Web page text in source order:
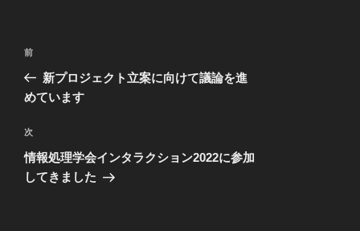
投
ナ
ゲ
ー
シ
前
の
投
前
新プロジェクト立案に向けて議論を進
めています
次
の
投
次
情報処理学会インタラクション2022に参加
してきました